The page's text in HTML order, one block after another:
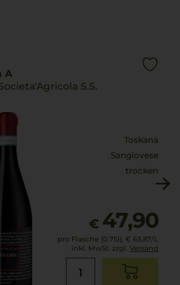
A
S.S.
Toskana
Sangiovese
trocken
€ 47,90
pro Flasche (0.75l), € 63,87/L
inkl. MwSt. zzgl. Versand